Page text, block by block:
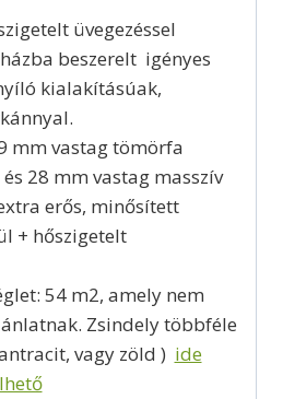
üvegezéssel
beszerelt igényes
kialakításúak,
mm vastag tömörfa
28 mm vastag masszív
erős, minősített
+ hőszigetelt
54 m2, amely nem
Zsindely többféle
vagy zöld ) ide